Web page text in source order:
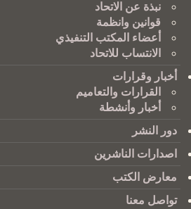
نبذة عن الاتحاد
قوانين وانظمة
أعضاء المكتب التنفيذي
الانتساب للاتحاد
أخبار وقرارات
القرارات والتعاميم
أخبار وأنشطة
دور النشر
اصدارات الناشرين
معارض الكتب
تواصل معنا